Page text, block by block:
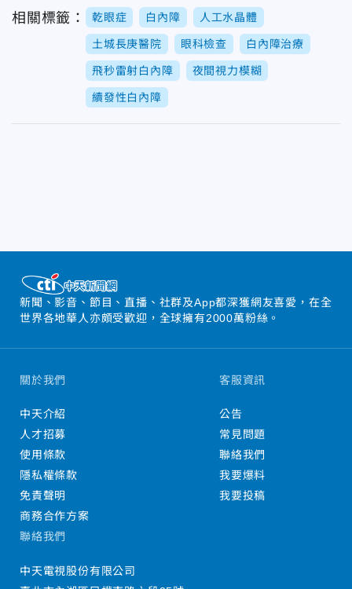
相關標籤： 乾眼症 白內障 人工水晶體
土城長庚醫院 眼科檢查 白內障治療
飛秒雷射白內障 夜間視力模糊
續發性白內障
新聞、影音、節目、直播、社群及App都深獲網友喜愛，在全
世界各地華人亦頗受歡迎，全球擁有2000萬粉絲。
關於我們
中天介紹
人才招募
使用條款
隱私權條款
免責聲明
商務合作方案
客服資訊
公告
常見問題
聯絡我們
我要爆料
我要投稿
聯絡我們
中天電視股份有限公司